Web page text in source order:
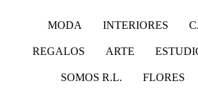
MODA INTERIORES
REGALOS ARTE
SOMOS R.L. FLORES